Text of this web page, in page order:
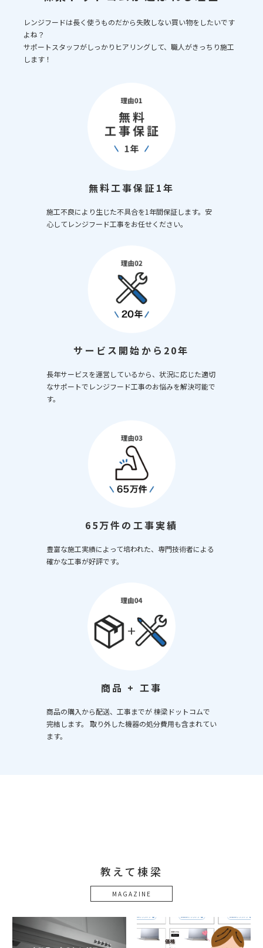
レンジフードは長く使うものだから失敗しない買い物をしたいです
よね？
サポートスタッフがしっかりヒアリングして、職人がきっちり施工
します！
無料工事保証1年
施工不良により生じた不具合を1年間保証します。安
心してレンジフード工事をお任せください。
サービス開始から20年
長年サービスを運営しているから、状況に応じた適切
なサポートでレンジフード工事のお悩みを解決可能で
す。
65万件の工事実績
豊富な施工実績によって培われた、専門技術者による
確かな工事が好評です。
商品 + 工事
商品の購入から配送、工事までが 棟梁ドットコムで
完結します。 取り外した機器の処分費用も含まれてい
ます。
教えて棟梁
MAGAZINE